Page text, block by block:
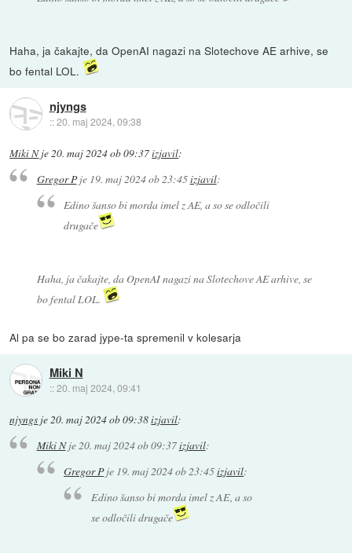
Haha, ja čakajte, da OpenAI nagazi na Slotechove AE arhive, se
bo fental LOL.
njyngs
::20. maj 2024, 09:38
Miki Nje 20. maj 2024 ob 09:37izjavil:
Gregor Pje 19. maj 2024 ob 23:45izjavil:
Edino šanso bi morda imel z AE, a so se odločili
drugače
Haha, ja čakajte, da OpenAI nagazi na Slotechove AE arhive, se
bo fental LOL.
Al pa se bo zarad jype-ta spremenil v kolesarja
Miki N
::20. maj 2024, 09:41
njyngs je20. maj 2024 ob 09:38izjavil:
Miki Nje20. maj 2024 ob 09:37izjavil:
Gregor Pje 19. maj 2024 ob 23:45izjavil:
Edino šanso bi morda imel z AE, a so
se odločili drugače